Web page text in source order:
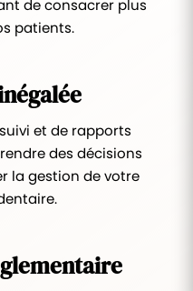
de consacrer plus
patients.
et de rapports
des décisions
la gestion de votre